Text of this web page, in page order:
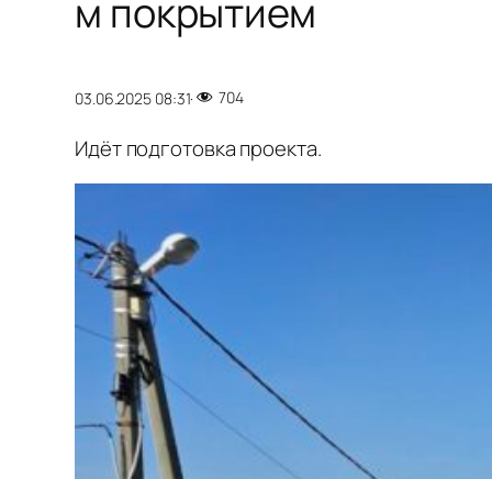
м покрытием
03.06.2025 08:31· 704
Идёт подготовка проекта.